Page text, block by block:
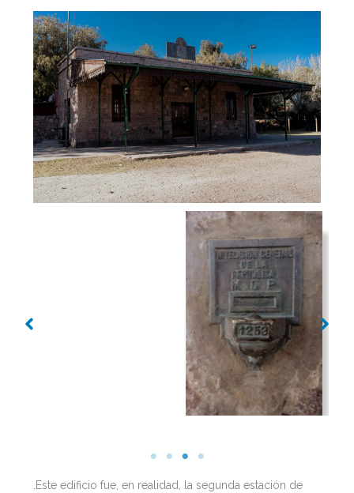
.Este edificio fue, en realidad, la segunda estación de